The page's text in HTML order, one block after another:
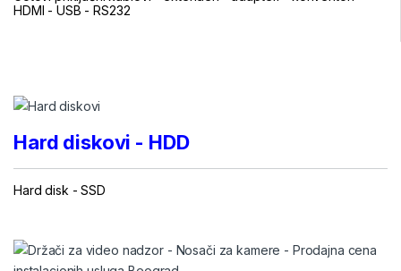
HDMI - USB -RS232
Hard diskovi - HDD
Hard disk-SSD